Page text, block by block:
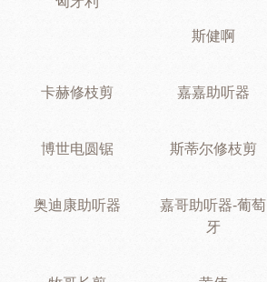
斯健啊
卡赫修枝剪 嘉嘉助听器
博世电圆锯 斯蒂尔修枝剪
奥迪康助听器
嘉哥助听器-葡萄
牙